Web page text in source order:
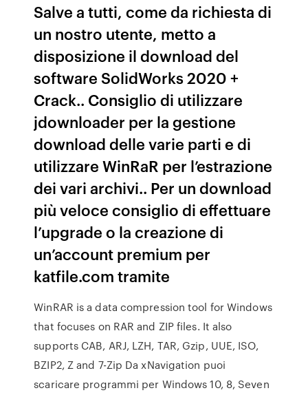
Salve a tutti, come da richiesta di
un nostro utente, metto a
disposizione il download del
software SolidWorks 2020 +
Crack.. Consiglio di utilizzare
jdownloader per la gestione
download delle varie parti e di
utilizzare WinRaR per l’estrazione
dei vari archivi.. Per un download
più veloce consiglio di effettuare
l’upgrade o la creazione di
un’account premium per
katfile.com tramite
WinRAR is a data compression tool for Windows
that focuses on RAR and ZIP files. It also
supports CAB, ARJ, LZH, TAR, Gzip, UUE, ISO,
BZIP2, Z and 7-Zip Da xNavigation puoi
scaricare programmi per Windows 10, 8, Seven